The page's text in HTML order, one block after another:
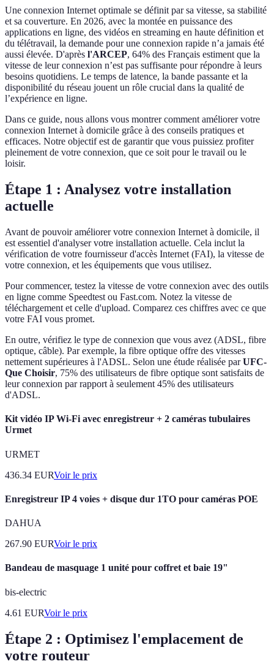
Une connexion Internet optimale se définit par sa vitesse, sa stabilité
et sa couverture. En 2026, avec la montée en puissance des
applications en ligne, des vidéos en streaming en haute définition et
du télétravail, la demande pour une connexion rapide n’a jamais été
aussi élevée. D'après l'ARCEP, 64% des Français estiment que la
vitesse de leur connexion n’est pas suffisante pour répondre à leurs
besoins quotidiens. Le temps de latence, la bande passante et la
disponibilité du réseau jouent un rôle crucial dans la qualité de
l’expérience en ligne.
Dans ce guide, nous allons vous montrer comment améliorer votre
connexion Internet à domicile grâce à des conseils pratiques et
efficaces. Notre objectif est de garantir que vous puissiez profiter
pleinement de votre connexion, que ce soit pour le travail ou le
loisir.
Étape 1 : Analysez votre installation
actuelle
Avant de pouvoir améliorer votre connexion Internet à domicile, il
est essentiel d'analyser votre installation actuelle. Cela inclut la
vérification de votre fournisseur d'accès Internet (FAI), la vitesse de
votre connexion, et les équipements que vous utilisez.
Pour commencer, testez la vitesse de votre connexion avec des outils
en ligne comme Speedtest ou Fast.com. Notez la vitesse de
téléchargement et celle d'upload. Comparez ces chiffres avec ce que
votre FAI vous promet.
En outre, vérifiez le type de connexion que vous avez (ADSL, fibre
optique, câble). Par exemple, la fibre optique offre des vitesses
nettement supérieures à l'ADSL. Selon une étude réalisée parUFC-
Que Choisir, 75% des utilisateurs de fibre optique sont satisfaits de
leur connexion par rapport à seulement 45% des utilisateurs
d'ADSL.
Kit vidéo IP Wi-Fi avec enregistreur + 2 caméras tubulaires
Urmet
URMET
436.34 EURVoir le prix
Enregistreur IP 4 voies + disque dur 1TO pour caméras POE
DAHUA
267.90 EURVoir le prix
Bandeau de masquage 1 unité pour coffret et baie 19"
bis-electric
4.61 EURVoir le prix
Étape 2 : Optimisez l'emplacement de
votre routeur